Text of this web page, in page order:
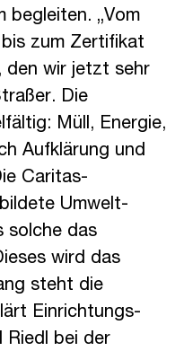
begleiten. „Vom
zum Zertifikat
den wir jetzt sehr
Die
Müll, Energie,
Aufklärung und
Caritas-
Umwelt-
solche das
wird das
steht die
Einrichtungs-
Riedl bei der